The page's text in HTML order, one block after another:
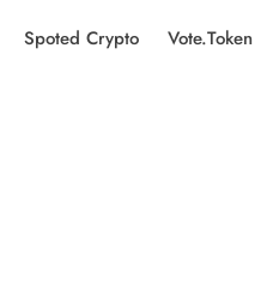
Spoted Crypto Vote.Token